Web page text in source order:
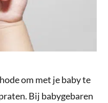
om met je baby te
Bij babygebaren